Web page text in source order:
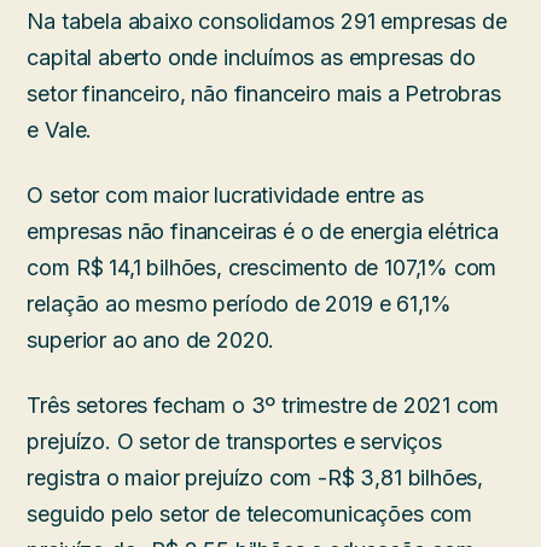
Na tabela abaixo consolidamos 291 empresas de
capital aberto onde incluímos as empresas do
setor financeiro, não financeiro mais a Petrobras
e Vale.
O setor com maior lucratividade entre as
empresas não financeiras é o de energia elétrica
com R$ 14,1 bilhões, crescimento de 107,1% com
relação ao mesmo período de 2019 e 61,1%
superior ao ano de 2020.
Três setores fecham o 3º trimestre de 2021 com
prejuízo. O setor de transportes e serviços
registra o maior prejuízo com -R$ 3,81 bilhões,
seguido pelo setor de telecomunicações com